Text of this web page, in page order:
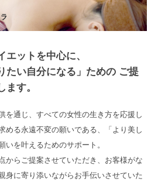
ットを中心に、
たい自分になる」ためのご提
す。
を通じ、すべての女性の生き方を応援し
める永遠不変の願いである、「より美し
いを叶えるためのサポート。
からご提案させていただき、お客様がな
身に寄り添いながらお手伝いさせていた